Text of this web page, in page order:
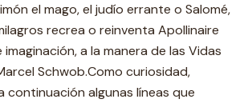
el mago, el judío errante o Salomé,
recrea o reinventa Apollinaire
a la manera de las Vidas
Schwob.Como curiosidad,
continuación algunas líneas que